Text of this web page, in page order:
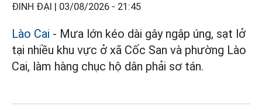
ĐINH ĐẠI | 03/08/2026 - 21:45
Lào Cai - Mưa lớn kéo dài gây ngập úng, sạt lở
tại nhiều khu vực ở xã Cốc San và phường Lào
Cai, làm hàng chục hộ dân phải sơ tán.